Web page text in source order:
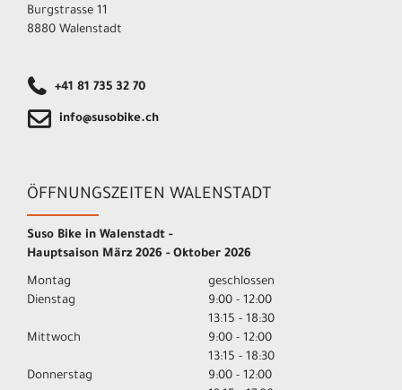
Burgstrasse 11
8880 Walenstadt
+41 81 735 32 70
info@susobike.ch
ÖFFNUNGSZEITEN WALENSTADT
Suso Bike in Walenstadt -
Hauptsaison März 2026 - Oktober 2026
Montag
geschlossen
Dienstag
9:00 - 12:00
13:15 - 18:30
Mittwoch
9:00 - 12:00
13:15 - 18:30
Donnerstag
9:00 - 12:00